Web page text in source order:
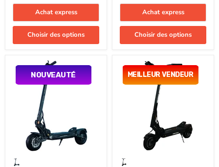
Achat express
Choisir des options
Achat express
Choisir des options
Teverun,
Space,
Trottinette
Électrique
Crête)
NOUVEAUTÉ
NOUVEAUTÉ
Teverun,
Fighter
Q,
Trottinette
MEILLEUR VENDEUR
MEILLEUR VENDEUR